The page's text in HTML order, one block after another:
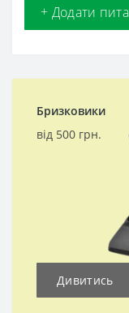
+ Додати
Бризковики
від 500 грн.
Дивитись